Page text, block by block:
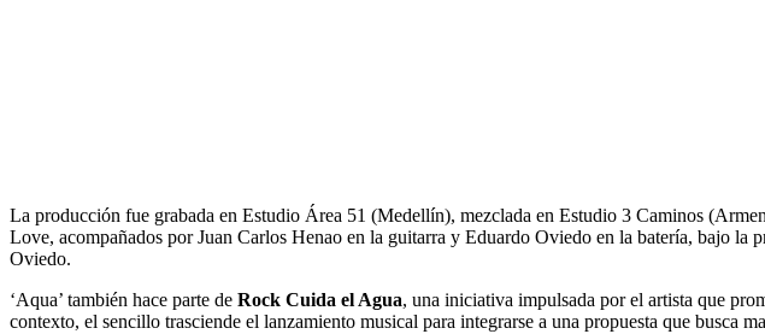
La producción fue grabada en Estudio Área 51 (Medellín), mezclada en Estudio 3 Caminos
Love, acompañados por Juan Carlos Henao en la guitarra y Eduardo Oviedo en la batería, bajo
Oviedo.
‘Aqua’ también hace parte de Rock Cuida el Agua, una iniciativa impulsada por el artista que
contexto, el sencillo trasciende el lanzamiento musical para integrarse a una propuesta que busca